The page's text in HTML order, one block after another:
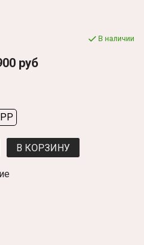
В наличии
руб
В КОРЗИНУ